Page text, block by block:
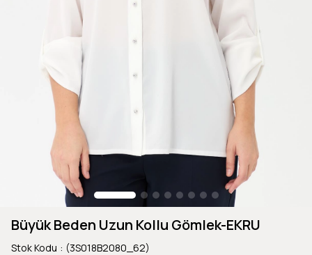
Büyük Beden Uzun Kollu Gömlek-EKRU
Stok Kodu (3S018B2080_62)